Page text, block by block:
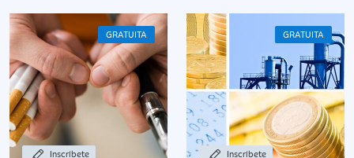
GRATUITA
Inscríbete
GRATUITA
Inscríbete